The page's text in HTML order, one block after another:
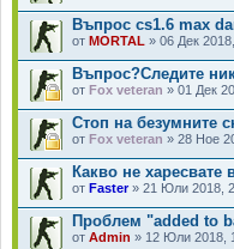
Въпрос cs1.6 max
от MORTAL » 06 Дек
Въпрос?Следите
от Fox veteran » 01 Дек
Стоп на безумните
от Fox veteran » 28 Ное
Какво не харесвате
от Faster» 21 Юли 2018,
Проблем "added to
от Admin » 12 Юли 2018,